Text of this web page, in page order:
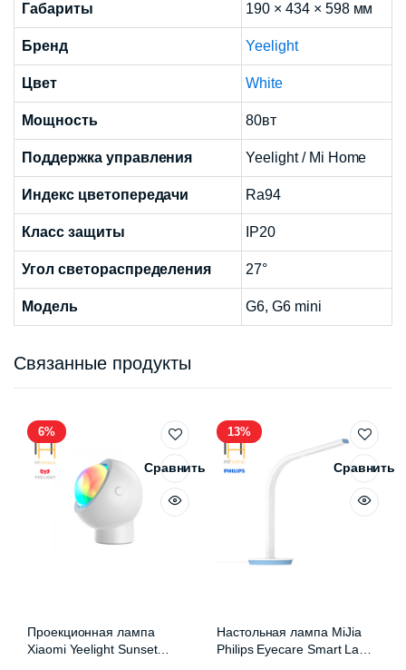
Габариты 190 × 434 × 598 мм
Бренд Yeelight
Цвет White
Мощность 80вт
Поддержка управления Yeelight / Mi Home
Индекс цветопередачи Ra94
Класс защиты IP20
Угол светораспределения 27°
Модель G6, G6 mini
Связанные продукты
6%
Сравнить
Проекционная лампа
Xiaomi Yeelight Sunset
13%
Сравнить
Настольная лампа MiJia
Philips Eyecare Smart Lamp